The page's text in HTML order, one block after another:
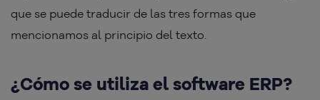
que se puede traducir de las tres formas que
mencionamos al principio del texto.
¿Cómo se utiliza el software ERP?